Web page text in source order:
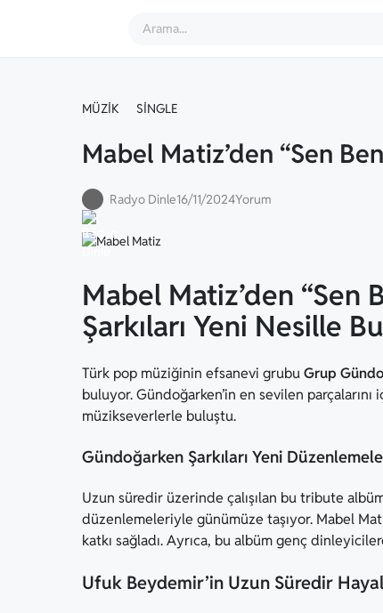
MÜZIK SINGLE
Mabel Matiz’den “Sen
Radyo Dinle16/11/2024Yorum
Mabel Matiz’den “Sen
Şarkıları Yeni Nesille
Türk pop müziğinin efsanevi grubuGrup
buluyor. Gündoğarken’in en sevilen
müzikseverlerle buluştu.
Gündoğarken Şarkıları Yeni
Uzun süredir üzerinde çalışılan bu tribute
düzenlemeleriyle günümüze taşıyor. Mabel
katkı sağladı. Ayrıca, bu albüm genç
Ufuk Beydemir’in Uzun Süredir